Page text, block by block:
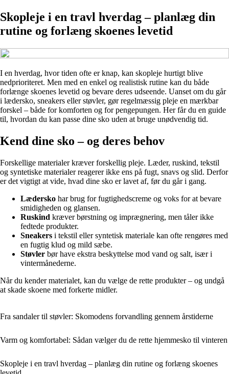
Skopleje i en travl hverdag – planlæg din
rutine og forlæng skoenes levetid
I en hverdag, hvor tiden ofte er knap, kan skopleje hurtigt blive
nedprioriteret. Men med en enkel og realistisk rutine kan du både
forlænge skoenes levetid og bevare deres udseende. Uanset om du går
i lædersko, sneakers eller støvler, gør regelmæssig pleje en mærkbar
forskel – både for komforten og for pengepungen. Her får du en guide
til, hvordan du kan passe dine sko uden at bruge unødvendig tid.
Kend dine sko – og deres behov
Forskellige materialer kræver forskellig pleje. Læder, ruskind, tekstil
og syntetiske materialer reagerer ikke ens på fugt, snavs og slid. Derfor
er det vigtigt at vide, hvad dine sko er lavet af, før du går i gang.
Lædersko har brug for fugtighedscreme og voks for at bevare
smidigheden og glansen.
Ruskind kræver børstning og imprægnering, men tåler ikke
fedtede produkter.
Sneakers i tekstil eller syntetisk materiale kan ofte rengøres med
en fugtig klud og mild sæbe.
Støvler bør have ekstra beskyttelse mod vand og salt, især i
vintermånederne.
Når du kender materialet, kan du vælge de rette produkter – og undgå
at skade skoene med forkerte midler.
Fra sandaler til støvler: Skomodens forvandling gennem årstiderne
Varm og komfortabel: Sådan vælger du de rette hjemmesko til vinteren
Skopleje i en travl hverdag – planlæg din rutine og forlæng skoenes